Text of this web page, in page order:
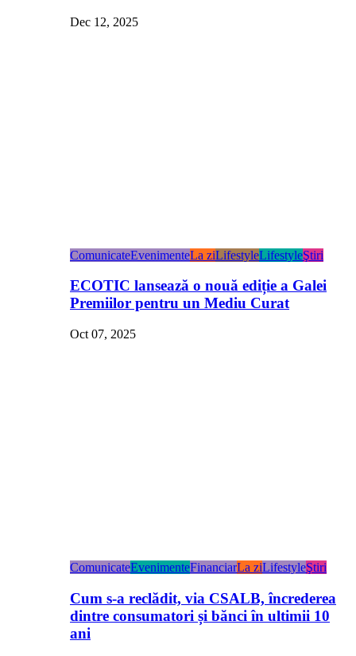
Dec 12, 2025
ComunicateEvenimenteLa ziLifestyleLifestyleŞtiri
ECOTIC lansează o nouă ediție a Galei
Premiilor pentru un Mediu Curat
Oct 07, 2025
ComunicateEvenimenteFinanciarLa ziLifestyleŞtiri
Cum s-a reclădit, via CSALB, încrederea
dintre consumatori și bănci în ultimii 10
ani